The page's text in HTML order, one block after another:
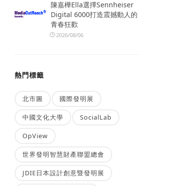
陳嘉樺Ella選擇Sennheiser
Digital 6000打造震撼動人的
青春狂歡
2026/08/06
熱門標籤
北市圖 國際發明展
中國文化大學 SocialLab
OpView
世界發明智慧財產聯盟總會
JDIE日本設計創意暨發明展